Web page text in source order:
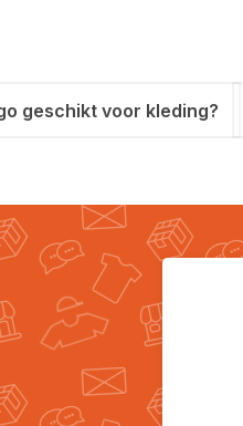
geschikt voor kleding?